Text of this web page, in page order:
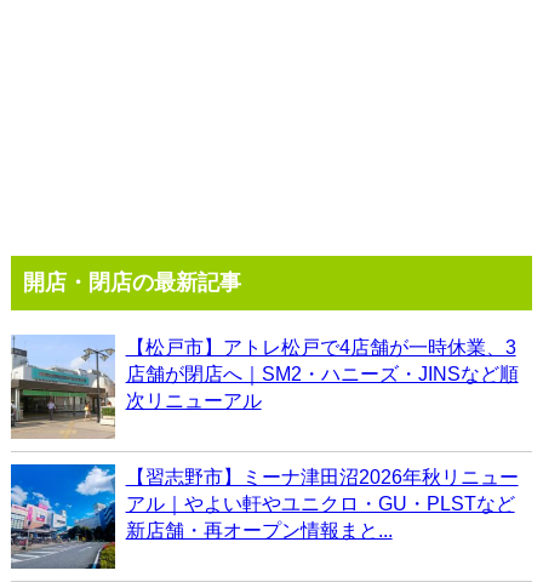
開店・閉店の最新記事
【松戸市】アトレ松戸で4店舗が一時休業、3
店舗が閉店へ｜SM2・ハニーズ・JINSなど順
次リニューアル
【習志野市】ミーナ津田沼2026年秋リニュー
アル｜やよい軒やユニクロ・GU・PLSTなど
新店舗・再オープン情報まと...